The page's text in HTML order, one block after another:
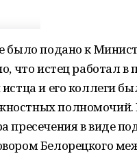
было подано к
что истец работал
и его коллеги
полномочий.
пресечения в виде
Белорецкого